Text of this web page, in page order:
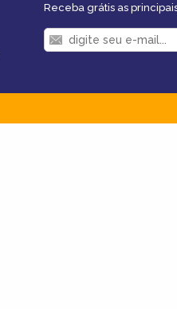
Receba grátis as